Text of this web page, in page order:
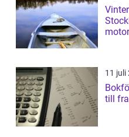
11 juli
till